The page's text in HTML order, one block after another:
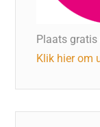
Plaats gratis
Klik hier om